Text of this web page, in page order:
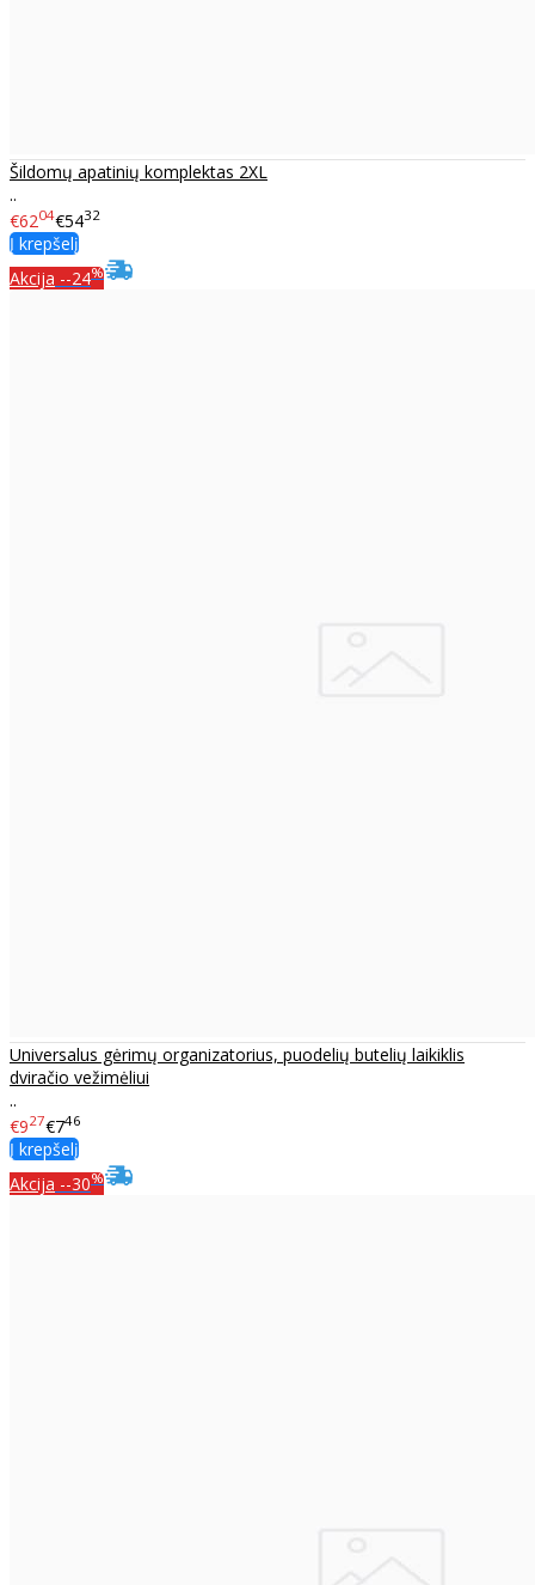
Šildomų apatinių komplektas 2XL
..
€6204€5432
Į krepšelį
Akcija --24%
Universalus gėrimų organizatorius, puodelių butelių laikiklis
dviračio vežimėliui
..
€927€746
Į krepšelį
Akcija --30%